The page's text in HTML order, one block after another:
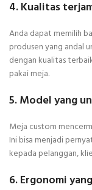
4. Kualitas
Anda dapat memilih
produsen yang andal
dengan kualitas
pakai meja.
5. Model yang
Meja custom
Ini bisa menjadi
kepada pelanggan,
6. Ergonomi